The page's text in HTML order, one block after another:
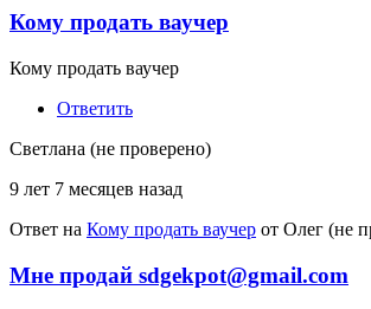
Кому продать ваучер
Кому продать ваучер
Ответить
Светлана (не проверено)
9 лет 7 месяцев назад
Ответ на Кому продать ваучер от Олег (не
Мне продай sdgekpot@gmail.com